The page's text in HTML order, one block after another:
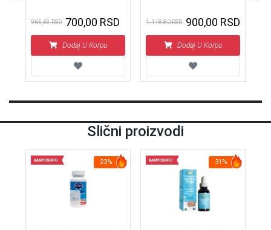
965,63 RSD 700,00 RSD
Dodaj U Korpu
1.118,80 RSD 900,00 RSD
Dodaj U Korpu
Slični proizvodi
23% 31%